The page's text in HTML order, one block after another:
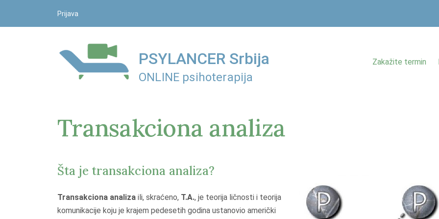
Prijava
PSYLANCER Srbija
ONLINE psihoterapija
Zakažite termin
Transakciona analiza
Šta je transakciona analiza?
Transakciona analiza ili, skraćeno, T.A., je teorija ličnosti i teorija
komunikacije koju je krajem pedesetih godina ustanovio američki